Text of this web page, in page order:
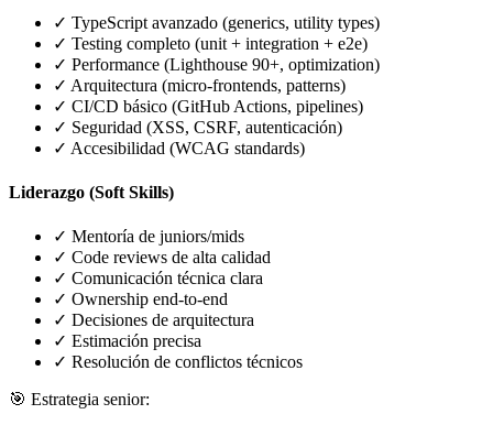
✓ TypeScript avanzado (generics, utility types)
✓ Testing completo (unit + integration + e2e)
✓ Performance (Lighthouse 90+, optimization)
✓ Arquitectura (micro-frontends, patterns)
✓ CI/CD básico (GitHub Actions, pipelines)
✓ Seguridad (XSS, CSRF, autenticación)
✓ Accesibilidad (WCAG standards)
Liderazgo (Soft Skills)
✓ Mentoría de juniors/mids
✓ Code reviews de alta calidad
✓ Comunicación técnica clara
✓ Ownership end-to-end
✓ Decisiones de arquitectura
✓ Estimación precisa
✓ Resolución de conflictos técnicos
🎯 Estrategia senior: